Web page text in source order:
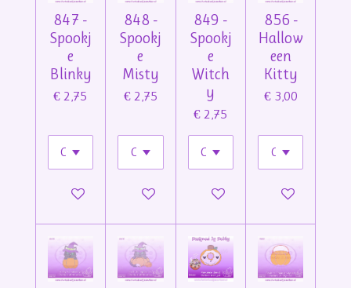
847 -
Spookj
e
Blinky
€ 2,75
In winkelwagen
848 -
Spookj
e
Misty
€ 2,75
In winkelwagen
849 -
Spookj
e
Witch
y
€ 2,75
In winkelwagen
856 -
Hallow
een
Kitty
€ 3,00
In winkelwagen